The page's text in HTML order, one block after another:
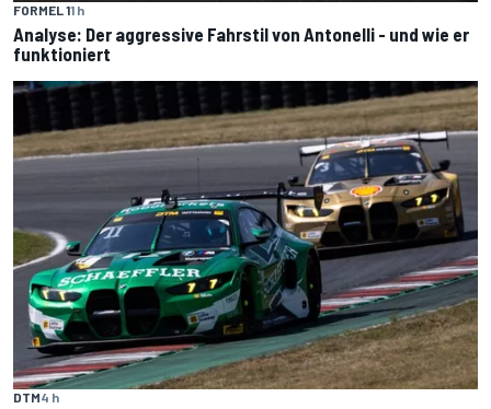
FORMEL 11 h
Analyse: Der aggressive Fahrstil von Antonelli - und wie er
funktioniert
DTM4 h